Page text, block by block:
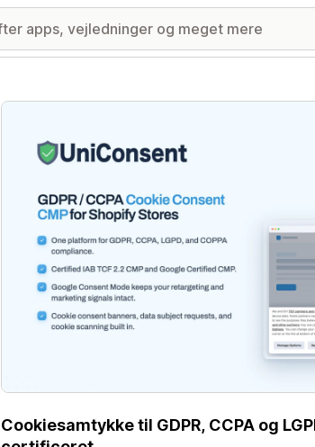
Galleri med udvalgte billeder
Cookiesamtykke til GDPR, CCPA og